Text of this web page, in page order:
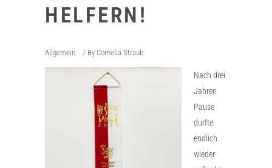
HELFERN!
Allgemein By Cornelia Straub
Nach drei
Jahren
Pause
durfte
endlich
wieder